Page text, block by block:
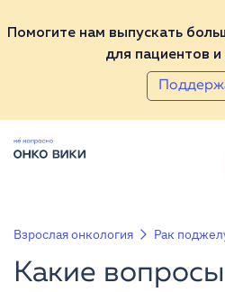
Помогите нам выпускать
для пациентов и
Взрослая онкология Рак
Какие вопросы